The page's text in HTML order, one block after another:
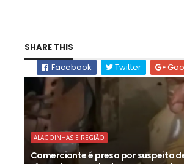
SHARE THIS
Facebook
Twitter
ALAGOINHAS E REGIÃO
Comerciante é preso por suspeita